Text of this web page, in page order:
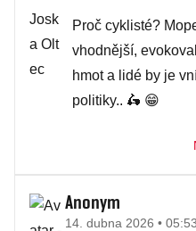
Proč cyklisté?
vhodnější,
hmot a lidé by je
politiky.. 🛵 😁
Anonym
14. dubna 2026 • 05:53